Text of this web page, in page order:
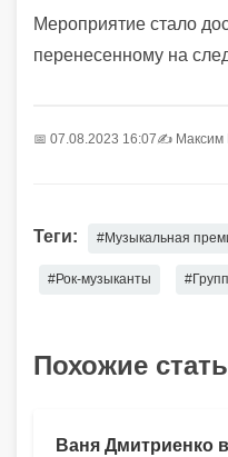
Мероприятие стало
перенесенному на
📅 07.08.2023 16:07✍️ Максим
Теги: #Музыкальная
#Рок-музыканты
Похожие
Ваня Дмитриенко